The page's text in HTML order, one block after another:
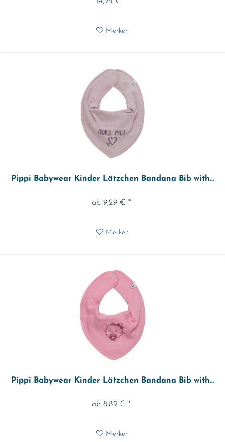
Merken
Pippi Babywear Kinder Lätzchen Bandana Bib with...
ab 9,29 € *
Merken
Pippi Babywear Kinder Lätzchen Bandana Bib with...
ab 8,89 € *
Merken